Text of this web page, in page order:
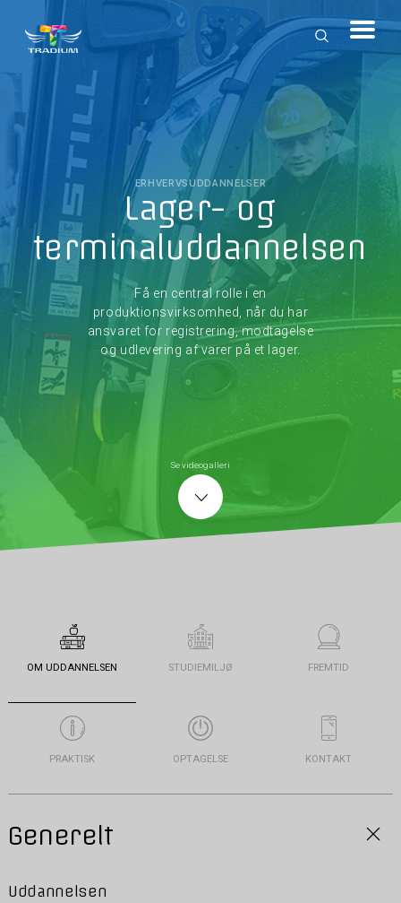
ERHVERVSUDDANNELSER
Lager- og
terminaluddannelsen
Få en central rolle i en
produktionsvirksomhed, når du har
ansvaret for registrering, modtagelse
og udlevering af varer på et lager.
Se videogalleri
OM UDDANNELSEN STUDIEMILJØ FREMTID
PRAKTISK OPTAGELSE KONTAKT
Generelt
Uddannelsen